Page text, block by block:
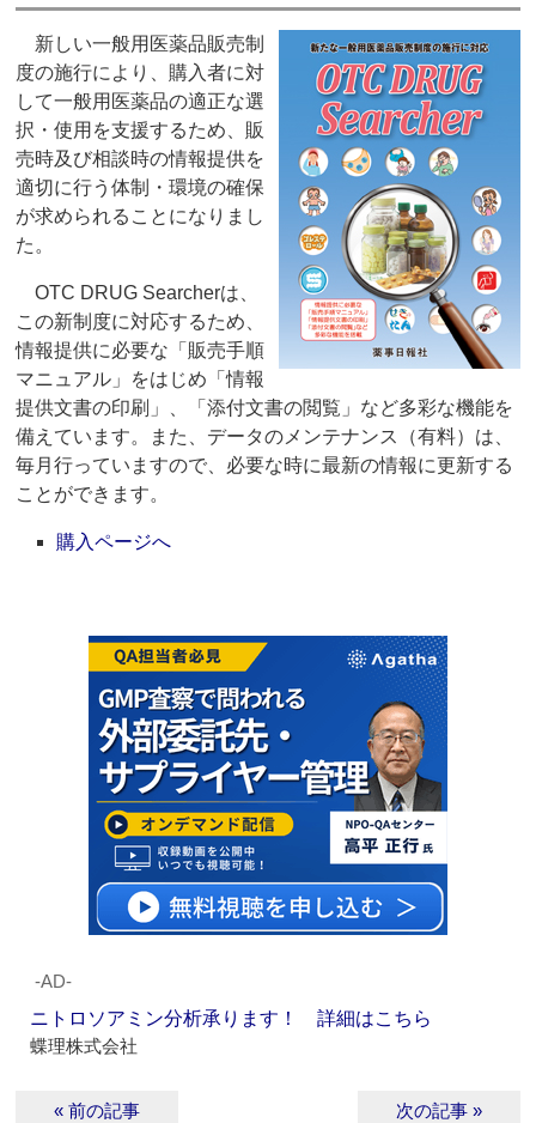
新しい一般用医薬品販売制
度の施行により、購入者に対
して一般用医薬品の適正な選
択・使用を支援するため、販
売時及び相談時の情報提供を
適切に行う体制・環境の確保
が求められることになりまし
た。
OTC DRUG Searcherは、
この新制度に対応するため、
情報提供に必要な「販売手順
マニュアル」をはじめ「情報
提供文書の印刷」、「添付文書の閲覧」など多彩な機能を
備えています。また、データのメンテナンス（有料）は、
毎月行っていますので、必要な時に最新の情報に更新する
ことができます。
購入ページへ
‐AD‐
ニトロソアミン分析承ります！ 詳細はこちら
蝶理株式会社
« 前の記事 次の記事 »